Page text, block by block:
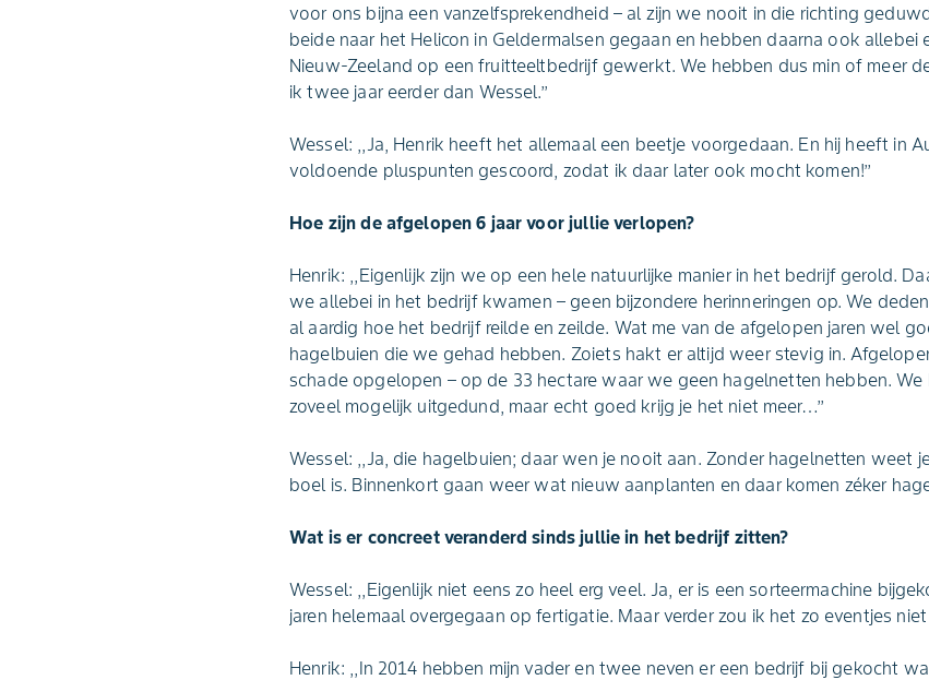
voor ons bijna een vanzelfsprekendheid – al zijn we nooit in die richting
beide naar het Helicon in Geldermalsen gegaan en hebben daarna ook allebei
Nieuw-Zeeland op een fruitteeltbedrijf gewerkt. We hebben dus min of meer
ik twee jaar eerder dan Wessel.’’
Wessel: ,,Ja, Henrik heeft het allemaal een beetje voorgedaan. En hij heeft in
voldoende pluspunten gescoord, zodat ik daar later ook mocht komen!’’
Hoe zijn de afgelopen 6 jaar voor jullie verlopen?
Henrik: ,,Eigenlijk zijn we op een hele natuurlijke manier in het bedrijf gerold.
we allebei in het bedrijf kwamen – geen bijzondere herinneringen op. We
al aardig hoe het bedrijf reilde en zeilde. Wat me van de afgelopen jaren wel
hagelbuien die we gehad hebben. Zoiets hakt er altijd weer stevig in.
schade opgelopen – op de 33 hectare waar we geen hagelnetten hebben. We
zoveel mogelijk uitgedund, maar echt goed krijg je het niet meer…’’
Wessel: ,,Ja, die hagelbuien; daar wen je nooit aan. Zonder hagelnetten weet
boel is. Binnenkort gaan weer wat nieuw aanplanten en daar komen zéker
Wat is er concreet veranderd sinds jullie in het bedrijf zitten?
Wessel: ,,Eigenlijk niet eens zo heel erg veel. Ja, er is een sorteermachine
jaren helemaal overgegaan op fertigatie. Maar verder zou ik het zo eventjes niet
Henrik: ,,In 2014 hebben mijn vader en twee neven er een bedrijf bij gekocht